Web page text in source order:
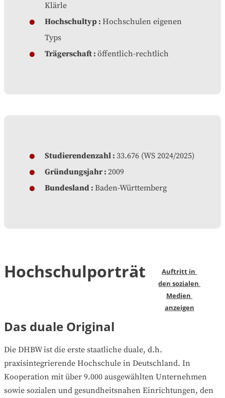
Klärle
Hochschultyp Hochschulen eigenen
Typs
Trägerschaft öffentlich-rechtlich
Studierendenzahl 33.676 (WS 2024/2025)
Gründungsjahr 2009
Bundesland Baden-Württemberg
Hochschulporträt
Auftritt in
den sozialen
Medien
anzeigen
Das duale Original
Die DHBW ist die erste staatliche duale, d.h.
praxisintegrierende Hochschule in Deutschland. In
Kooperation mit über 9.000 ausgewählten Unternehmen
sowie sozialen und gesundheitsnahen Einrichtungen, den